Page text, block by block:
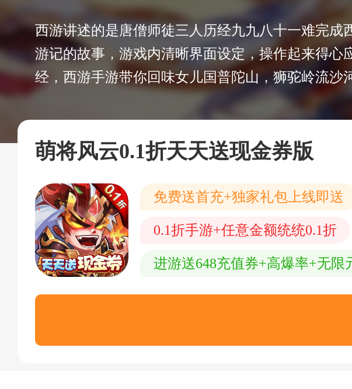
西游讲述的是唐僧师徒三人历经九九八十一难完
游记的故事，游戏内清晰界面设定，操作起来得
经，西游手游带你回味女儿国普陀山，狮驼岭流沙
萌将风云0.1折天天送现金券版
免费送首充+独家礼包上线即送
0.1折手游+任意金额统统0.1折
进游送648充值券+高爆率+无限